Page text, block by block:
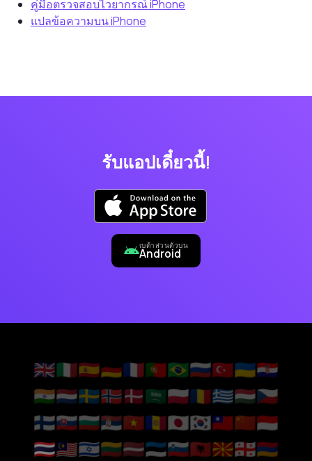
คู่มือตรวจสอบไวยากรณ์ iPhone
แปลข้อความบน iPhone
รับแอปเดี๋ยวนี้!
เบต้าส่วนตัวบน
Android
🇬🇧🇮🇹🇪🇸🇩🇪🇫🇷🇵🇹🇧🇷🇷🇺🇹🇷🇺🇦🇭🇷
🇮🇳🇳🇱🇸🇪🇳🇴🇩🇰🇸🇦🇵🇱🇷🇴🇬🇷🇭🇺🇨🇿
🇫🇮🇸🇰🇧🇬🇷🇸🇻🇳🇦🇩🇯🇵🇰🇷🇹🇼🇨🇳🇮🇩
🇹🇭🇲🇾🇮🇱🇱🇹🇱🇻🇪🇪🇸🇮🇦🇱🇲🇰🇬🇪🇦🇲